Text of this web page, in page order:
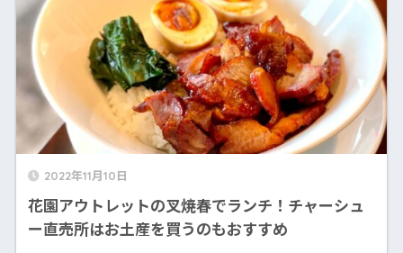
2022年11月10日
花園アウトレットの叉焼春でランチ！チャーシュ
ー直売所はお土産を買うのもおすすめ